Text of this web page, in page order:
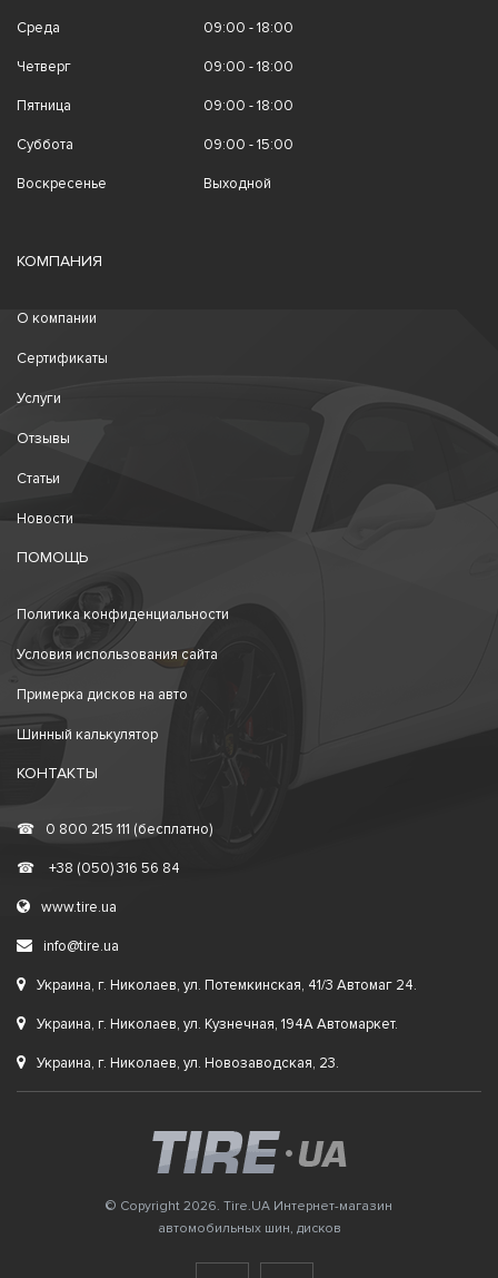
Среда 09:00 - 18:00
Четверг 09:00 - 18:00
Пятница 09:00 - 18:00
Суббота 09:00 - 15:00
Воскресенье Выходной
КОМПАНИЯ
О компании
Сертификаты
Услуги
Отзывы
Статьи
Новости
ПОМОЩЬ
Политика конфиденциальности
Условия использования сайта
Примерка дисков на авто
Шинный калькулятор
КОНТАКТЫ
☎ 0 800 215 111 (бесплатно)
☎ +38 (050) 316 56 84
www.tire.ua
info@tire.ua
Украина, г. Николаев, ул. Потемкинская, 41/3 Автомаг 24.
Украина, г. Николаев, ул. Кузнечная, 194А Автомаркет.
Украина, г. Николаев, ул. Новозаводская, 23.
© Copyright 2026. Tire.UA Интернет-магазин
автомобильных шин, дисков